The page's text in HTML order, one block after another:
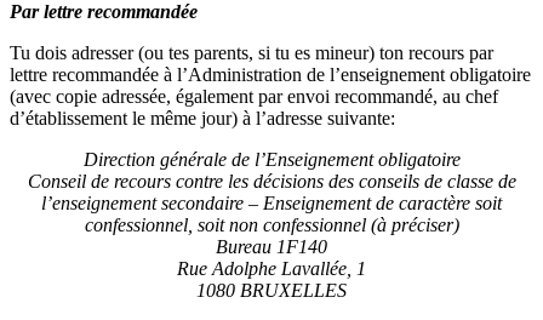
Par lettre recommandée
Tu dois adresser (ou tes parents, si tu es mineur) ton recours par
lettre recommandée à l’Administration de l’enseignement obligatoire
(avec copie adressée, également par envoi recommandé, au chef
d’établissement le même jour) à l’adresse suivante:
Direction générale de l’Enseignement obligatoire
Conseil de recours contre les décisions des conseils de classe de
l’enseignement secondaire – Enseignement de caractère soit
confessionnel, soit non confessionnel (à préciser)
Bureau 1F140
Rue Adolphe Lavallée, 1
1080 BRUXELLES